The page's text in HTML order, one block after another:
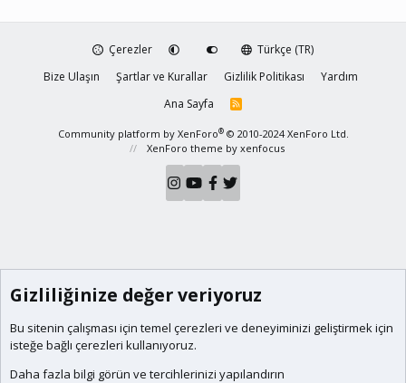
Çerezler
Türkçe (TR)
Bize Ulaşın
Şartlar ve Kurallar Gizlilik Politikası
Yardım
Ana Sayfa
R
S
Community platform by XenForo® © 2010-2024 XenForo Ltd.
XenForo theme by xenfocus
Gizliliğinize değer veriyoruz
Bu sitenin çalışması için temel çerezleri ve deneyiminizi geliştirmek için
isteğe bağlı çerezleri kullanıyoruz.
Daha fazla bilgi görün ve tercihlerinizi yapılandırın